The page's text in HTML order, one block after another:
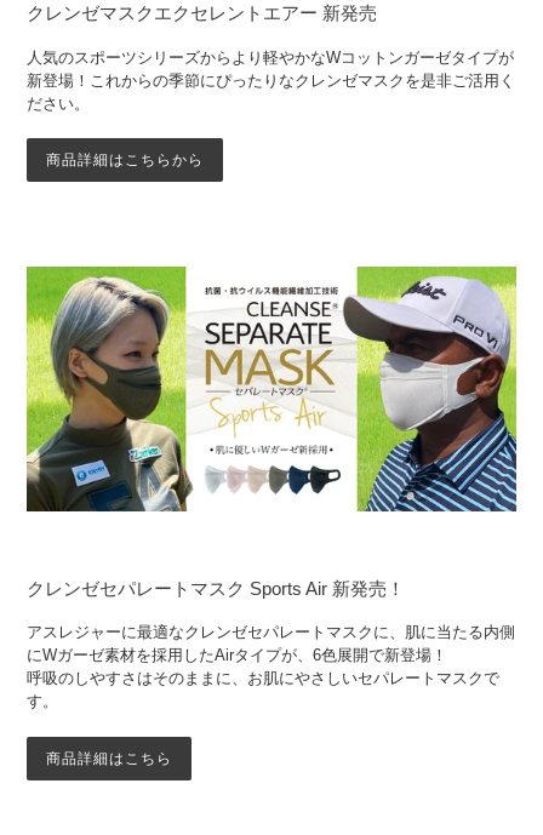
クレンゼマスクエクセレントエアー 新発売
人気のスポーツシリーズからより軽やかなWコットンガーゼタイプが
新登場！これからの季節にぴったりなクレンゼマスクを是非ご活用く
ださい。
商品詳細はこちらから
クレンゼセパレートマスク Sports Air 新発売！
アスレジャーに最適なクレンゼセパレートマスクに、肌に当たる内側
にWガーゼ素材を採用したAirタイプが、6色展開で新登場！
呼吸のしやすさはそのままに、お肌にやさしいセパレートマスクで
す。
商品詳細はこちら